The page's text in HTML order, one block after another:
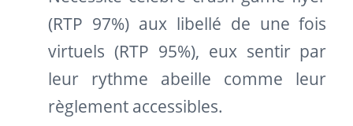
(RTP 97%) aux libellé de une fois
virtuels (RTP 95%), eux sentir par
leur rythme abeille comme leur
règlement accessibles.